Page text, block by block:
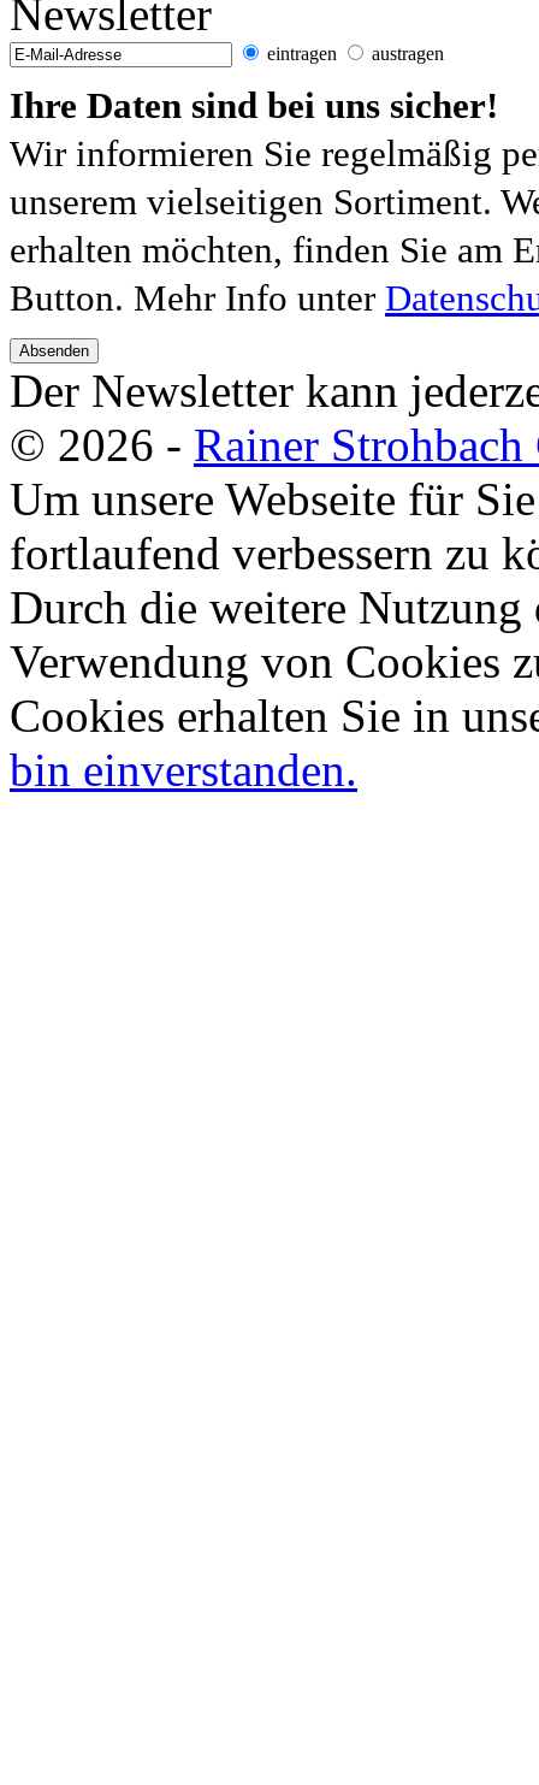
Newsletter
eintragen austragen
Ihre Daten sind bei uns sicher!
Wir informieren Sie regelmäßig
unserem vielseitigen Sortiment.
erhalten möchten, finden Sie am
Button. Mehr Info unter
Absenden
Der Newsletter kann
© 2026 - Rainer
Um unsere Webseite für
fortlaufend verbessern zu
Durch die weitere Nutzung
Verwendung von Cookies
Cookies erhalten Sie in
bin einverstanden.